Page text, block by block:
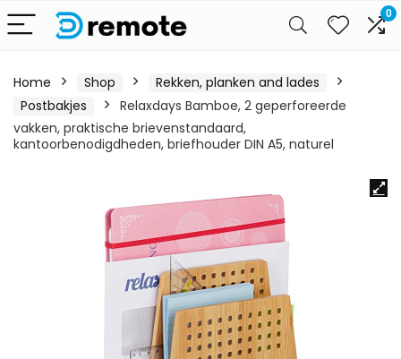
0
Home Shop
Rekken, planken and lades
Postbakjes
Relaxdays Bamboe, 2 geperforeerde
vakken, praktische brievenstandaard,
kantoorbenodigdheden, briefhouder DIN A5, naturel